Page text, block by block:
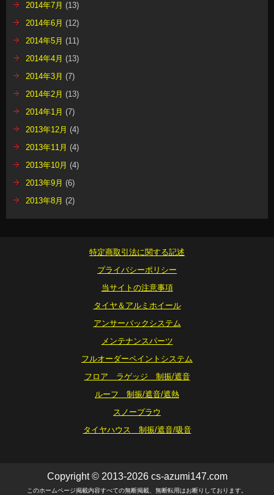
2014年7月 (13)
2014年6月 (12)
2014年5月 (11)
2014年4月 (13)
2014年3月 (7)
2014年2月 (13)
2014年1月 (7)
2013年12月 (4)
2013年11月 (4)
2013年10月 (4)
2013年9月 (6)
2013年8月 (2)
特定商取引法に関する記述
プライバシーポリシー
当サイトの注意事項
タイヤ＆アルミホイール
アンサーバックシステム
メンテナンスパーツ
フルオーダーペイントシステム
フロア ラゲッジ 制振/遮音
ルーフ 制振/遮音/遮熱
スノープラウ
タイヤハウス 制振/遮音/吸音
Copyright © 2013-2026 cs-azumi147.com
このホームページ掲載内容すべての無断掲載、無断転用はお断りしております。